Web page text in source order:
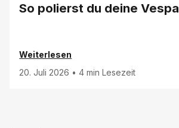
So polierst du deine
Weiterlesen
20. Juli 2026 •4 min Lesezeit